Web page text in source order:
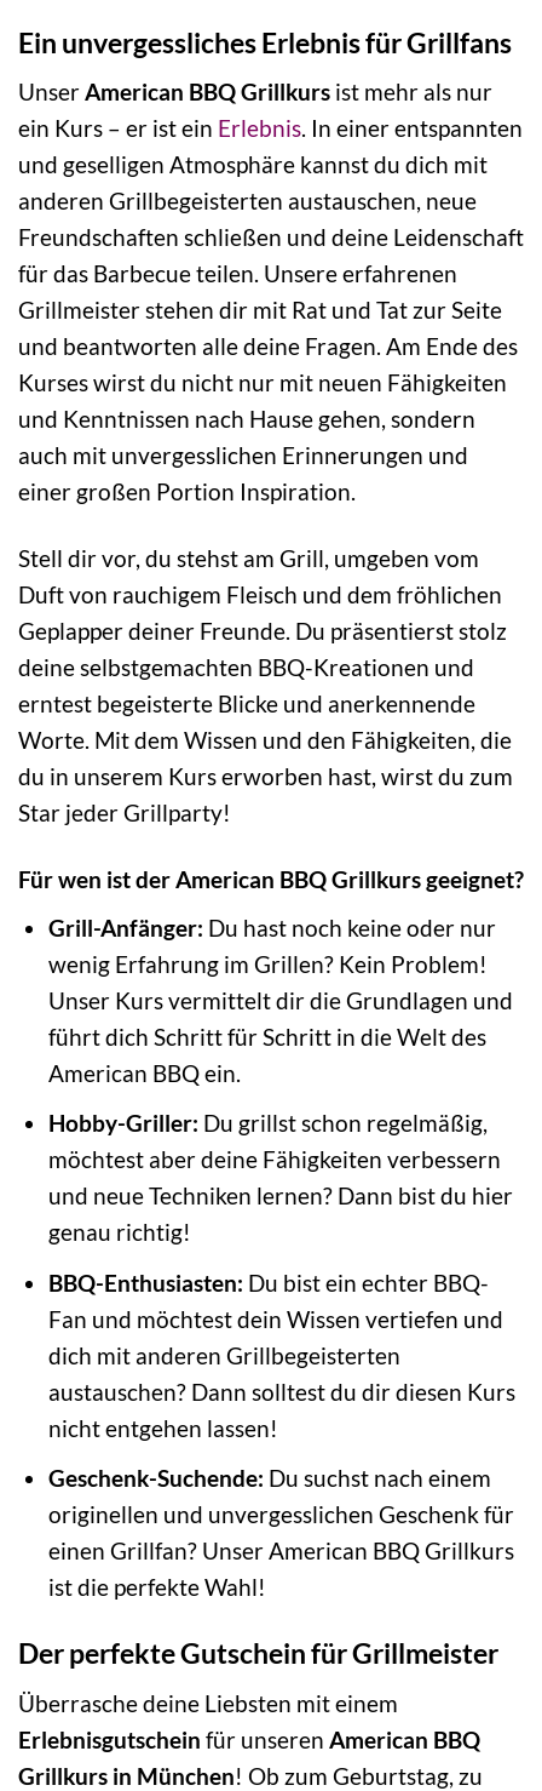
Ein unvergessliches Erlebnis für Grillfans
UnserAmerican BBQ Grillkurs ist mehr als nur
ein Kurs – er ist ein Erlebnis. In einer entspannten
und geselligen Atmosphäre kannst du dich mit
anderen Grillbegeisterten austauschen, neue
Freundschaften schließen und deine Leidenschaft
für das Barbecue teilen. Unsere erfahrenen
Grillmeister stehen dir mit Rat und Tat zur Seite
und beantworten alle deine Fragen. Am Ende des
Kurses wirst du nicht nur mit neuen Fähigkeiten
und Kenntnissen nach Hause gehen, sondern
auch mit unvergesslichen Erinnerungen und
einer großen Portion Inspiration.
Stell dir vor, du stehst am Grill, umgeben vom
Duft von rauchigem Fleisch und dem fröhlichen
Geplapper deiner Freunde. Du präsentierst stolz
deine selbstgemachten BBQ-Kreationen und
erntest begeisterte Blicke und anerkennende
Worte. Mit dem Wissen und den Fähigkeiten, die
du in unserem Kurs erworben hast, wirst du zum
Star jeder Grillparty!
Für wen ist der American BBQ Grillkurs geeignet?
Grill-Anfänger: Du hast noch keine oder nur
wenig Erfahrung im Grillen? Kein Problem!
Unser Kurs vermittelt dir die Grundlagen und
führt dich Schritt für Schritt in die Welt des
American BBQ ein.
Hobby-Griller: Du grillst schon regelmäßig,
möchtest aber deine Fähigkeiten verbessern
und neue Techniken lernen? Dann bist du hier
genau richtig!
BBQ-Enthusiasten: Du bist ein echter BBQ-
Fan und möchtest dein Wissen vertiefen und
dich mit anderen Grillbegeisterten
austauschen? Dann solltest du dir diesen Kurs
nicht entgehen lassen!
Geschenk-Suchende: Du suchst nach einem
originellen und unvergesslichen Geschenk für
einen Grillfan? Unser American BBQ Grillkurs
ist die perfekte Wahl!
Der perfekte Gutschein für Grillmeister
Überrasche deine Liebsten mit einem
Erlebnisgutschein für unseren American BBQ
Grillkurs in München! Ob zum Geburtstag, zu